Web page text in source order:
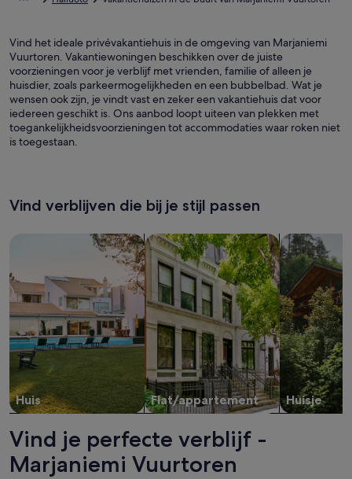
Vind het ideale privévakantiehuis in de omgeving van Marjaniemi
Vuurtoren. Vakantiewoningen beschikken over de juiste
voorzieningen voor je verblijf met vrienden, familie of alleen je
huisdier, zoals parkeermogelijkheden en een bubbelbad. Wat je
wensen ook zijn, je vindt vast en zeker een vakantiehuis dat voor
iedereen geschikt is. Ons aanbod loopt uiteen van plekken met
toegankelijkheidsvoorzieningen tot accommodaties waar roken niet
is toegestaan.
Vind verblijven die bij je stijl passen
Huis
Zoeken naar huizen
Flat/appartement
Zoeken naar flats/appartementen
Huisje
Huisjes
Vind je perfecte verblijf -
Marjaniemi Vuurtoren